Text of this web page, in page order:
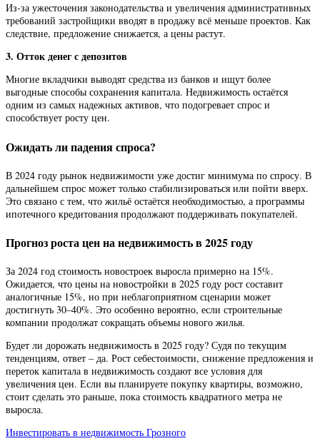
Из-за ужесточения законодательства и увеличения административных
требований застройщики вводят в продажу всё меньше проектов. Как
следствие, предложение снижается, а цены растут.
3. Отток денег с депозитов
Многие вкладчики выводят средства из банков и ищут более
выгодные способы сохранения капитала. Недвижимость остаётся
одним из самых надежных активов, что подогревает спрос и
способствует росту цен.
Ожидать ли падения спроса?
В 2024 году рынок недвижимости уже достиг минимума по спросу. В
дальнейшем спрос может только стабилизироваться или пойти вверх.
Это связано с тем, что жильё остаётся необходимостью, а программы
ипотечного кредитования продолжают поддерживать покупателей.
Прогноз роста цен на недвижимость в 2025 году
За 2024 год стоимость новостроек выросла примерно на 15%.
Ожидается, что цены на новостройки в 2025 году рост составит
аналогичные 15%, но при неблагоприятном сценарии может
достигнуть 30–40%. Это особенно вероятно, если строительные
компании продолжат сокращать объемы нового жилья.
Будет ли дорожать недвижимость в 2025 году? Судя по текущим
тенденциям, ответ – да. Рост себестоимости, снижение предложения и
переток капитала в недвижимость создают все условия для
увеличения цен. Если вы планируете покупку квартиры, возможно,
стоит сделать это раньше, пока стоимость квадратного метра не
выросла.
Инвестировать в недвижимость Грозного